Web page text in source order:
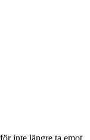
inte längre ta emot